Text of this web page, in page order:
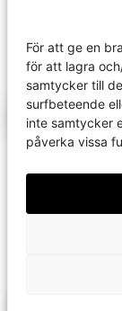
För att ge en
för att lagra
samtycker till
surfbeteende
inte samtycker
påverka vissa
Öppna